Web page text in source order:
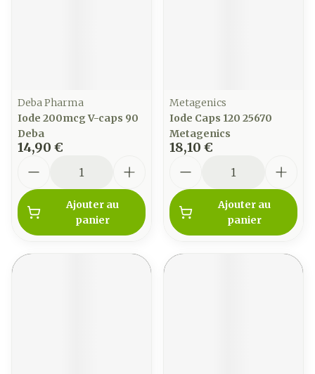
Deba Pharma
Iode 200mcg V-caps 90
Deba
14,90 €
Ajouter au
panier
Metagenics
Iode Caps 120 25670
Metagenics
18,10 €
Ajouter au
panier